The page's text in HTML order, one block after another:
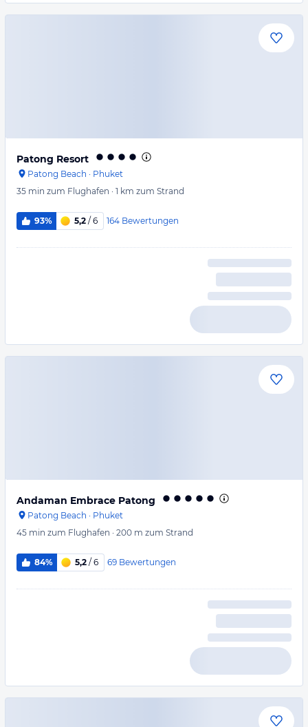
Patong Resort
Patong Beach · Phuket
35 min zum Flughafen · 1 km zum Strand
93% 5,2 / 6 164 Bewertungen
Andaman Embrace Patong
Patong Beach · Phuket
45 min zum Flughafen · 200 m zum Strand
84% 5,2 / 6 69 Bewertungen